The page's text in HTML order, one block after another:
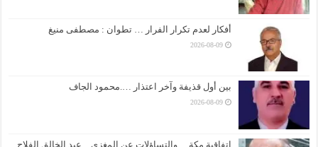
أفكار لعدم تكرار الفرار … تطوان : مصطفى منيغ
2026-08-09
بين أول قذيفة وآخر اعتذار ….محمود الجاف
2026-08-09
اتفاقية مكة …والتساؤلات عن المغزى…عبد الخالق الفلاح